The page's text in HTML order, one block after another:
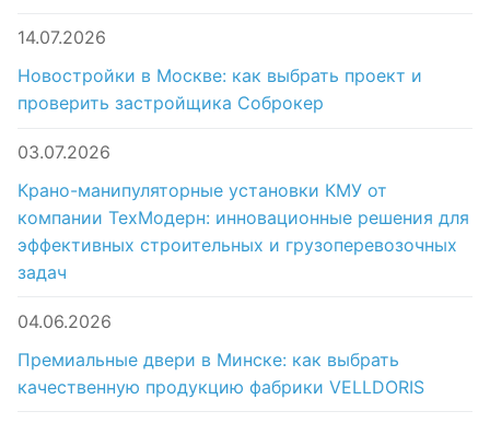
14.07.2026
Новостройки в Москве: как выбрать проект и
проверить застройщика Соброкер
03.07.2026
Крано-манипуляторные установки КМУ от
компании ТехМодерн: инновационные решения для
эффективных строительных и грузоперевозочных
задач
04.06.2026
Премиальные двери в Минске: как выбрать
качественную продукцию фабрики VELLDORIS